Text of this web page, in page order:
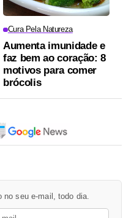
Cura Pela Natureza
Aumenta imunidade e
faz bem ao coração: 8
motivos para comer
brócolis
no seu e-mail, todo dia.